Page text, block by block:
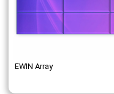
EWIN Array